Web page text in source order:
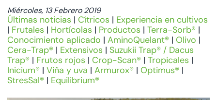
Miércoles, 13 Febrero 2019
Últimas noticias | Cítricos | Experiencia en cultivos
| Frutales | Hortícolas | Productos | Terra-Sorb® |
Conocimiento aplicado | AminoQuelant® | Olivo |
Cera-Trap® | Extensivos | Suzukii Trap® / Dacus
Trap® | Frutos rojos | Crop-Scan® | Tropicales |
Inicium® | Viña y uva | Armurox® | Optimus® |
StresSal® | Equilibrium®